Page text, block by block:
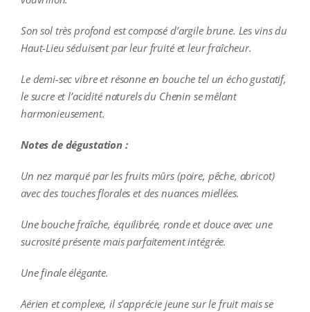
Son sol très profond est composé d’argile brune. Les vins du
Haut-Lieu séduisent par leur fruité et leur fraîcheur.
Le demi-sec vibre et résonne en bouche tel un écho gustatif,
le sucre et l’acidité naturels du Chenin se mêlant
harmonieusement.
Notes de dégustation :
Un nez marqué par les fruits mûrs (poire, pêche, abricot)
avec des touches florales et des nuances miellées.
Une bouche fraîche, équilibrée, ronde et douce avec une
sucrosité présente mais parfaitement intégrée.
Une finale élégante.
Aérien et complexe, il s’apprécie jeune sur le fruit mais se